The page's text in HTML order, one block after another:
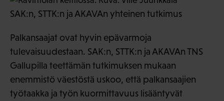
SAK:n, STTK:n ja AKAVAn yhteinen tutkimus
Palkansaajat ovat hyvin epävarmoja
tulevaisuudestaan. SAK:n, STTK:n ja AKAVAn TNS
Gallupilla teettämän tutkimuksen mukaan
enemmistö väestöstä uskoo, että palkansaajien
työtaakka ja työn kuormittavuus lisääntyvät